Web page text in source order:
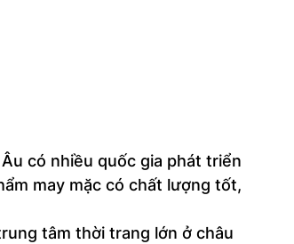
Âu có nhiều quốc gia phát triển
may mặc có chất lượng tốt,
tâm thời trang lớn ở châu